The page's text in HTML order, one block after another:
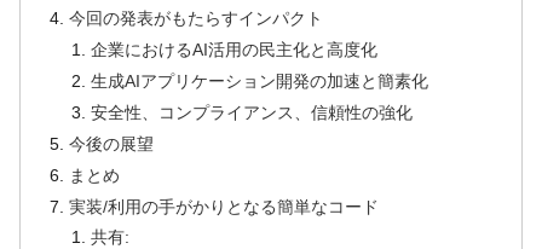
今回の発表がもたらすインパクト
企業におけるAI活用の民主化と高度化
生成AIアプリケーション開発の加速と簡素化
安全性、コンプライアンス、信頼性の強化
今後の展望
まとめ
実装/利用の手がかりとなる簡単なコード
共有: